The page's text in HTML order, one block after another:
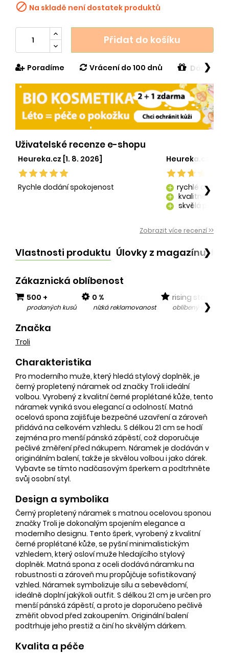
 Na skladě není dostatek produktů
Přidat do košíku
Poradíme Vrácení do 100 dnů Dárek v
❯
Uživatelské recenze e-shopu
Heureka.cz [1. 8. 2026]
Rychle dodání spokojenost
Heureka.cz [29.
add rychlé dodání
add kvalitně
add skvělá péče o
❯
Zobrazit více recenzí >>
Vlastnosti produktu Úlovky z magazínu❯
Zákaznická oblíbenost
500 +
prodaných kusů
0 %
nízká reklamovanost
rising star
oblíbený v❯
Značka
Troli
Charakteristika
Pro moderního muže, který hledá stylový doplněk, je
černý propletený náramek od značky Troli ideální
volbou. Vyrobený z kvalitní černé proplétané kůže, tento
náramek vyniká svou elegancí a odolností. Matná
ocelová spona zajišťuje bezpečné uzavření a zároveň
přidává na celkovém vzhledu. S délkou 21 cm se hodí
zejména pro menší pánská zápěstí, což doporučuje
pečlivé změření před nákupem. Náramek je dodáván v
originálním balení, takže je skvělou volbou i jako dárek.
Vybavte se tímto nadčasovým šperkem a podtrhněte
svůj osobní styl.
Design a symbolika
Černý propletený náramek s matnou ocelovou sponou
značky Troli je dokonalým spojením elegance a
moderního designu. Tento šperk, vyrobený z kvalitní
černé proplétané kůže, se pyšní minimalistickým
vzhledem, který osloví muže hledajícího stylový
doplněk. Matná spona z oceli dodává náramku na
robustnosti a zároveň mu propůjčuje sofistikovaný
vzhled. Náramek symbolizuje sílu a sebevědomí,
ideálně doplní jakýkoli outfit. S délkou 21 cm je určen pro
menší pánská zápěstí, a proto je doporučeno pečlivě
změřit obvod před zakoupením. Originální balení
podtrhuje jeho prestiž a činí ho skvělým dárkem.
Kvalita a péče